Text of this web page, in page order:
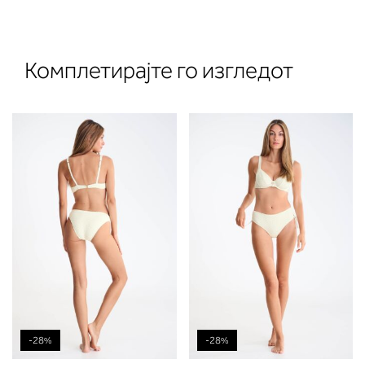
Комплетирајте го изгледот
-28% -28%